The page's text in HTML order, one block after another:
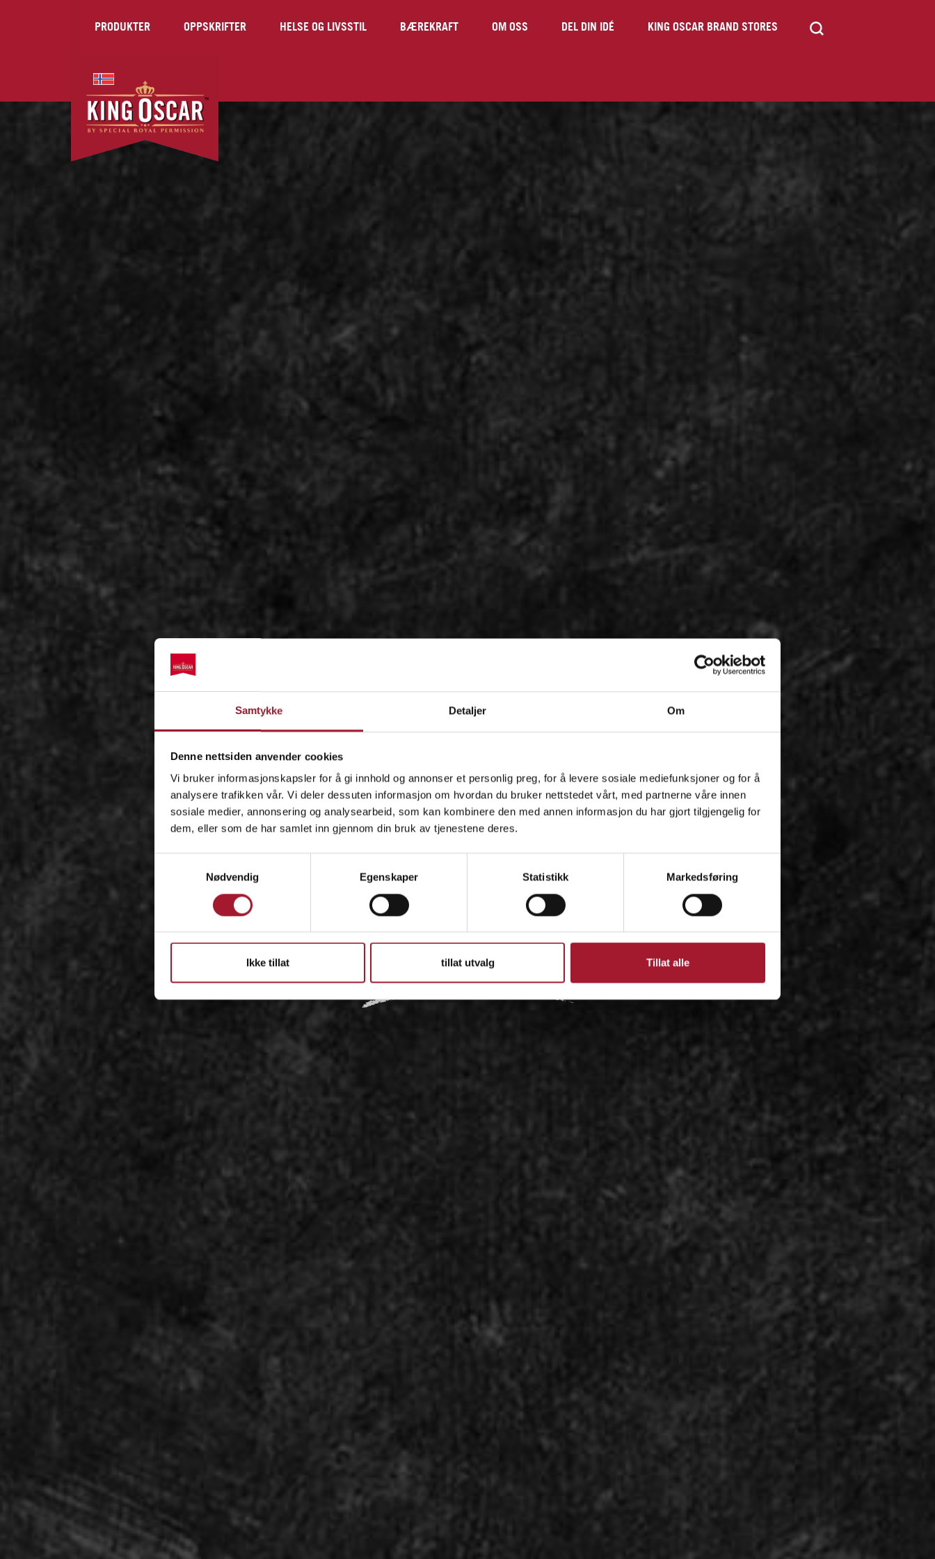
Samtykke Detaljer Om
Denne nettsiden anvender cookies
Vi bruker informasjonskapsler for å gi innhold og annonser et personlig preg, for å levere sosiale mediefunksjoner og for å
analysere trafikken vår. Vi deler dessuten informasjon om hvordan du bruker nettstedet vårt, med partnerne våre innen
sosiale medier, annonsering og analysearbeid, som kan kombinere den med annen informasjon du har gjort tilgjengelig for
dem, eller som de har samlet inn gjennom din bruk av tjenestene deres.
Nødvendig
Egenskaper Statistikk Markedsføring
Ikke tillat tillat utvalg Tillat alle
PRODUKTER OPPSKRIFTER HELSE OG LIVSSTIL BÆREKRAFT OM OSS DEL DIN IDÉ KING OSCAR BRAND STORES
OM
IDÉEN